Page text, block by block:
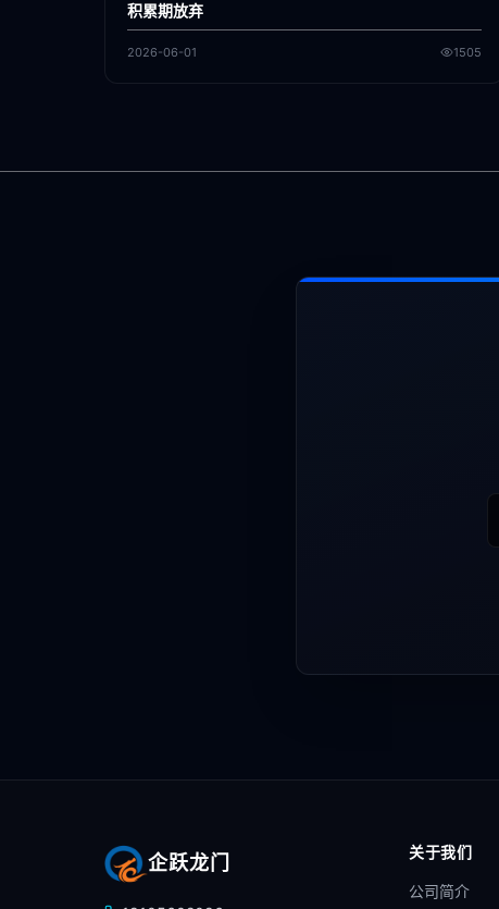
积累期放弃
2026-06-01 1505
企跃龙门 关于我们
公司简介